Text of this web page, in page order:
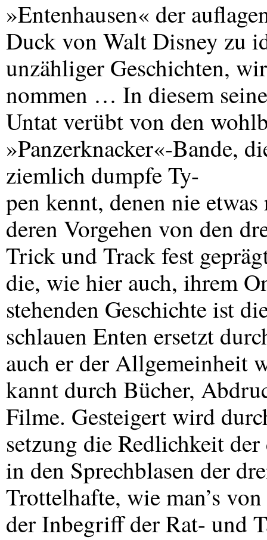
»Entenhausen« der
Duck von Walt Disney zu
unzähliger Geschichten,
nommen … In diesem
Untat verübt von den
»Panzerknacker«-Bande,
ziemlich dumpfe Ty-
pen kennt, denen nie
deren Vorgehen von den
Trick und Track fest
die, wie hier auch, ihrem
stehenden Geschichte ist
schlauen Enten ersetzt
auch er der Allgemeinheit
kannt durch Bücher,
Filme. Gesteigert wird
setzung die Redlichkeit
in den Sprechblasen der
Trottelhafte, wie man’s
der Inbegriff der Rat- und